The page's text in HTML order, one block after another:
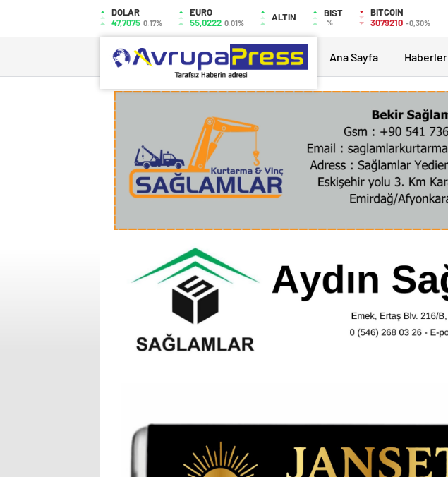
DOLAR
47,7075 0.17%
EURO
55,0222 0.01% ALTIN BIST
%
BITCOIN
3079210 -0,30%
Ana Sayfa Haberler